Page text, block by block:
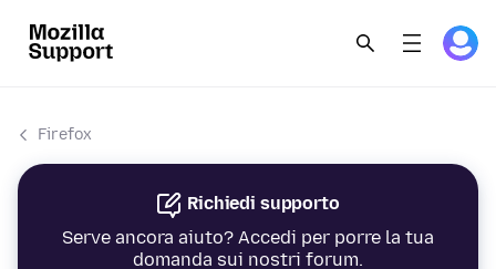
Firefox
Richiedi supporto
Serve ancora aiuto? Accedi per porre la tua
domanda sui nostri forum.